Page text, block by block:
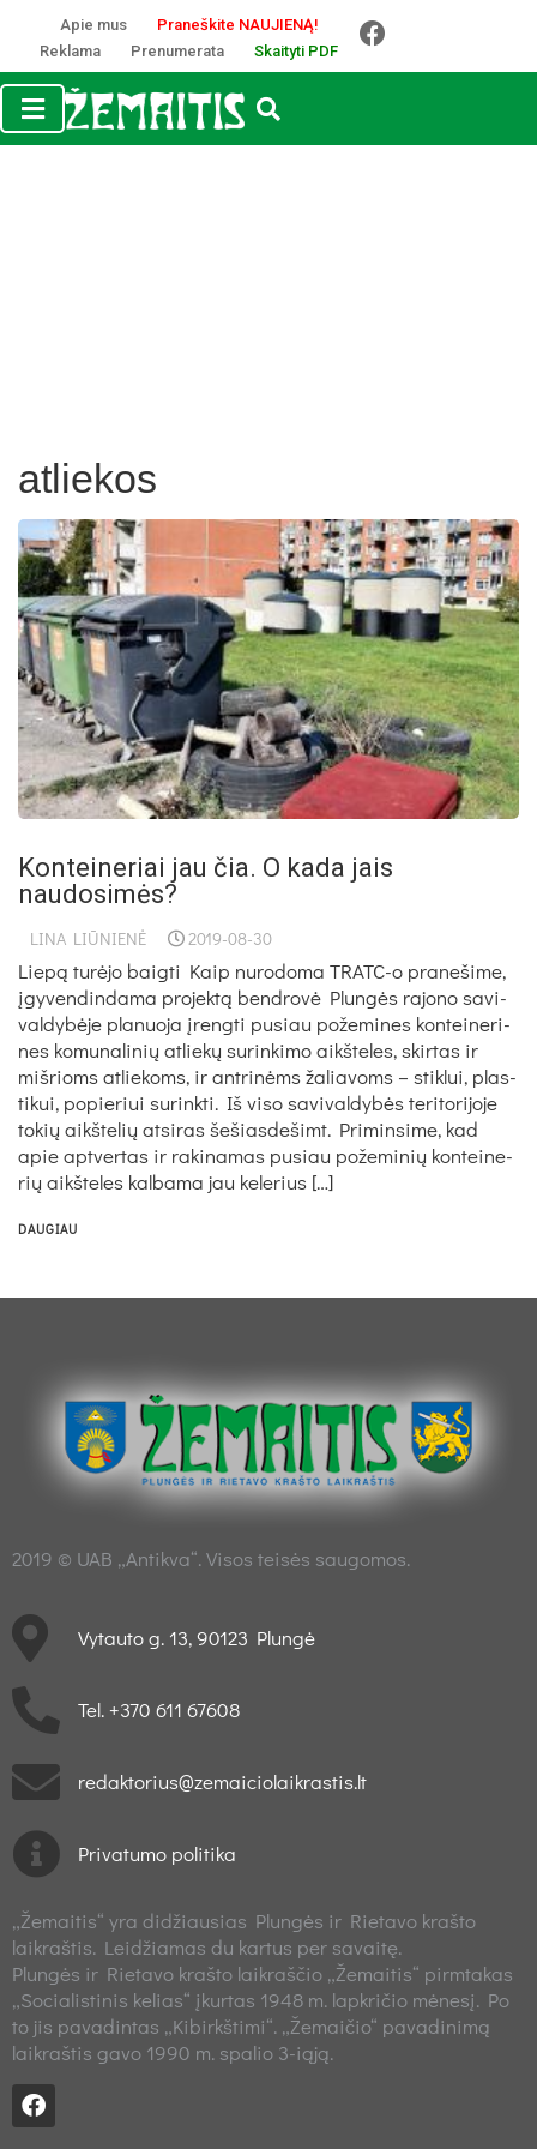
Apie mus
Praneškite NAUJIENĄ!
Reklama
Prenumerata Skaityti PDF
atliekos
Konteineriai jau čia. O kada jais
naudosimės?
LINA LIŪNIENĖ 2019-08-30
Lie­pą tu­rė­jo baig­ti Kaip nu­ro­do­ma TRATC-o pra­ne­ši­me,
įgy­ven­din­da­ma pro­jek­tą bend­ro­vė Plun­gės ra­jo­no sa­vi­
val­dy­bė­je pla­nuo­ja įreng­ti pu­siau po­že­mi­nes kon­tei­ne­ri­
nes ko­mu­na­li­nių at­lie­kų su­rin­ki­mo aikš­te­les, skir­tas ir
miš­rioms at­lie­koms, ir ant­ri­nėms ža­lia­voms – stik­lui, plas­
ti­kui, po­pie­riui su­rink­ti. Iš vi­so sa­vi­val­dy­bės te­ri­to­ri­jo­je
to­kių aikš­te­lių at­si­ras še­šias­de­šimt. Pri­min­si­me, kad
apie ap­tver­tas ir ra­ki­na­mas pu­siau po­že­mi­nių kon­tei­ne­
rių aikš­te­les kal­ba­ma jau ke­le­rius […]
DAUGIAU
2019 © UAB „Antikva“. Visos teisės saugomos.
Vytauto g. 13, 90123 Plungė
Tel. +370 611 67608
redaktorius@zemaiciolaikrastis.lt
Privatumo politika
„Žemaitis“ yra didžiausias Plungės ir Rietavo krašto
laikraštis. Leidžiamas du kartus per savaitę.
Plungės ir Rietavo krašto laikraščio „Žemaitis“ pirmtakas
„Socialistinis kelias“ įkurtas 1948 m. lapkričio mėnesį. Po
to jis pavadintas „Kibirkštimi“. „Žemaičio“ pavadinimą
laikraštis gavo 1990 m. spalio 3-iąją.